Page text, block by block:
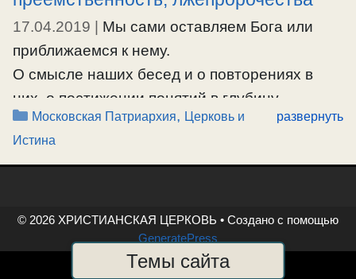
17.04.2019 | Мы сами оставляем Бога или
приближаемся к нему.
О смысле наших бесед и о повторениях в
них, о постижении понятий в глубину.
Как познается непостижимое.
Вера бесовская и вера Божия.
О преемственности учителя и ученика.
Как обличать проповедника.
Надо ли разрывать общение с епископами и
священниками гомосексуалистами?
Рубрики
Московская Патриархия, Церковь и
Истина
развернуть
© 2026 ХРИСТИАНСКАЯ ЦЕРКОВЬ • Создано с помощью
GeneratePress
Темы сайта